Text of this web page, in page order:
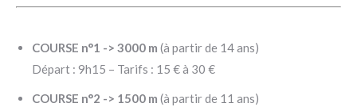
COURSE n°1 -> 3000 m (à partir de 14 ans)
Départ : 9h15 – Tarifs : 15 € à 30 €
COURSE n°2 -> 1500 m (à partir de 11 ans)